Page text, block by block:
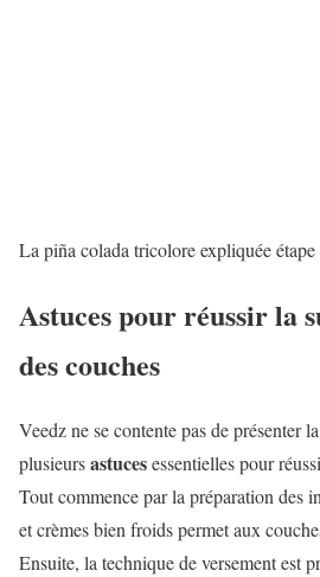
La piña colada tricolore expliquée
Astuces pour réussir la
des couches
Veedz ne se contente pas de présenter
plusieursastucesessentielles pour
Tout commence par la préparation des
et crèmes bien froids permet aux
Ensuite, la technique de versement est